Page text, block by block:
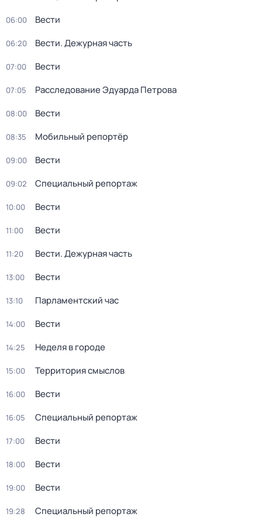
06:00 Вести
06:20 Вести. Дежурная часть
07:00 Вести
07:05 Расследование Эдуарда Петрова
08:00 Вести
08:35 Мобильный репортёр
09:00 Вести
09:02 Специальный репортаж
10:00 Вести
11:00 Вести
11:20 Вести. Дежурная часть
13:00 Вести
13:10 Парламентский час
14:00 Вести
14:25 Неделя в городе
15:00 Территория смыслов
16:00 Вести
16:05 Специальный репортаж
17:00 Вести
18:00 Вести
19:00 Вести
19:28 Специальный репортаж